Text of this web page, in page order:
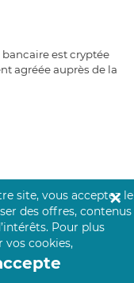
est cryptée
agréée auprès de la
site, vous acceptez le
des offres, contenus
Pour plus
vos cookies,
✕